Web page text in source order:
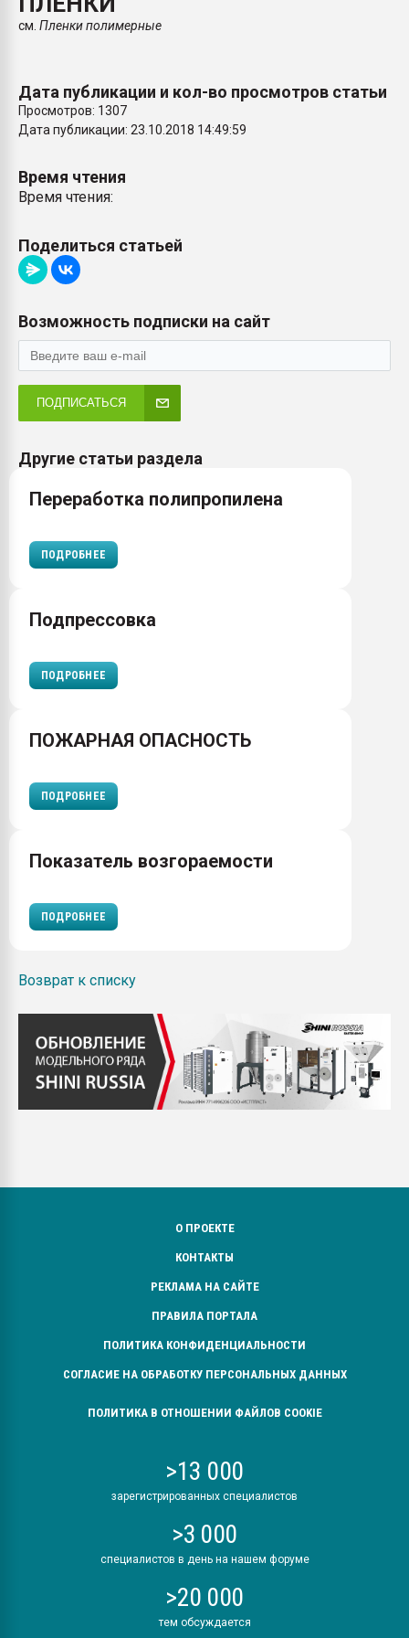
см. Пленки полимерные
Дата публикации и кол-во просмотров статьи
Просмотров: 1307
Дата публикации: 23.10.2018 14:49:59
Время чтения
Время чтения:
Поделиться статьей
Возможность подписки на сайт
ПОДПИСАТЬСЯ
Другие статьи раздела
Переработка полипропилена
ПОДРОБНЕЕ
Подпрессовка
ПОДРОБНЕЕ
ПОЖАРНАЯ ОПАСНОСТЬ
ПОДРОБНЕЕ
Показатель возгораемости
ПОДРОБНЕЕ
Возврат к списку
О ПРОЕКТЕ
КОНТАКТЫ
РЕКЛАМА НА САЙТЕ
ПРАВИЛА ПОРТАЛА
ПОЛИТИКА КОНФИДЕНЦИАЛЬНОСТИ
СОГЛАСИЕ НА ОБРАБОТКУ ПЕРСОНАЛЬНЫХ ДАННЫХ
ПОЛИТИКА В ОТНОШЕНИИ ФАЙЛОВ COOKIE
>13 000
зарегистрированных специалистов
>3 000
специалистов в день на нашем форуме
>20 000
тем обсуждается